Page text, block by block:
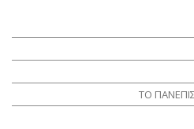
ΤΟ